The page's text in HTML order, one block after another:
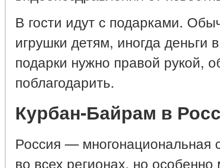
В гости идут с подарками.
игрушки детям, иногда деньги
подарки нужно правой рукой,
поблагодарить.
Курбан-Байрам в
Россия — многонациональная
во всех регионах, но особенно